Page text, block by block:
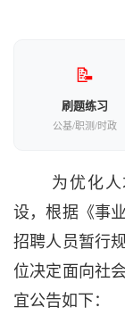
📝
刷题练习
公基/职测/时政
为优化人
设，根据《事
招聘人员暂行
位决定面向社
宜公告如下：